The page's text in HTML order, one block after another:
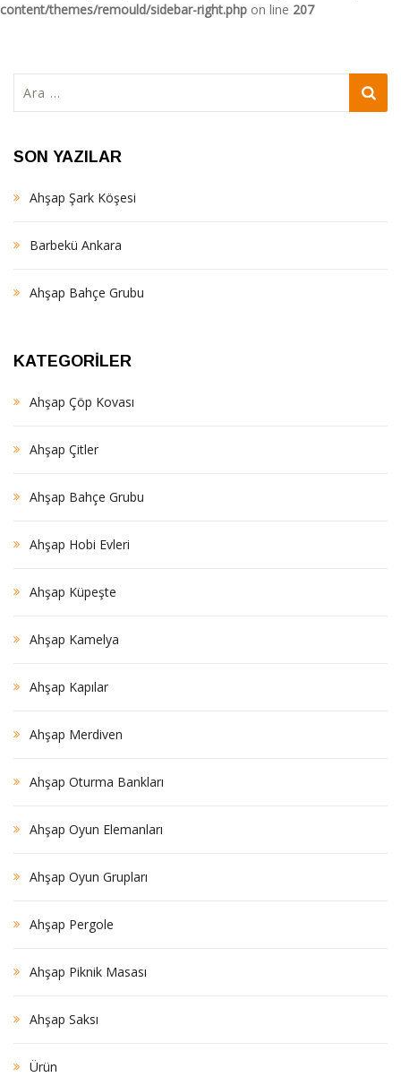
content/themes/remould/sidebar-right.php on line 207
SON YAZILAR
Ahşap Şark Köşesi
Barbekü Ankara
Ahşap Bahçe Grubu
KATEGORILER
Ahşap Çöp Kovası
Ahşap Çitler
Ahşap Bahçe Grubu
Ahşap Hobi Evleri
Ahşap Küpeşte
Ahşap Kamelya
Ahşap Kapılar
Ahşap Merdiven
Ahşap Oturma Bankları
Ahşap Oyun Elemanları
Ahşap Oyun Grupları
Ahşap Pergole
Ahşap Piknik Masası
Ahşap Saksı
Ürün